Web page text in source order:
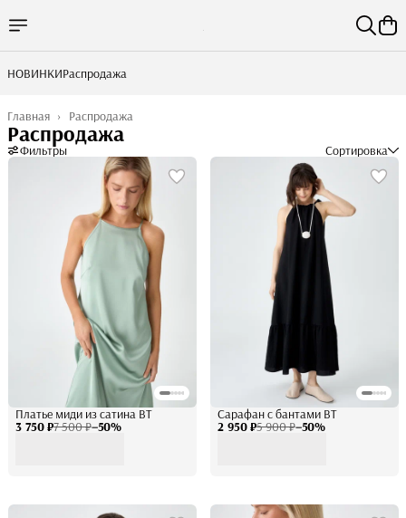
НОВИНКИРаспродажа
Распродажа
Главная ›
Распродажа
Фильтры Сортировка
3 750 ₽7 500 ₽−50%
Платье миди из сатина BT
2 950 ₽5 900 ₽−50%
Сарафан с бантами BT